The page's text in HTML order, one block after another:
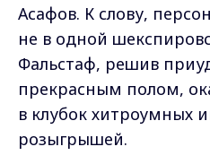
Асафов. К слову,
не в одной
Фальстаф, решив
прекрасным полом,
в клубок хитроумных
розыгрышей.